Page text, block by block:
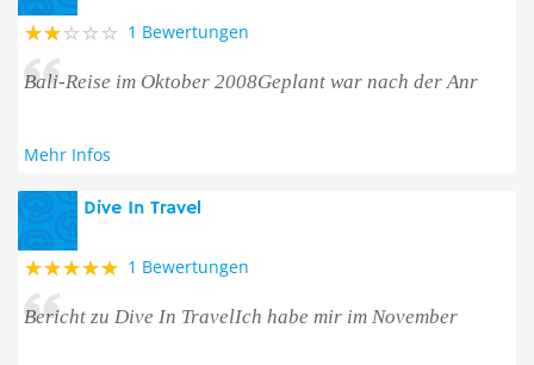
1 Bewertungen
Bali-Reise im Oktober 2008Geplant war nach der Anr
Mehr Infos
Dive In Travel
1 Bewertungen
Bericht zu Dive In TravelIch habe mir im November